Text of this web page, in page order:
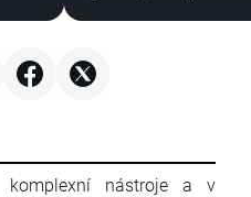
komplexní nástroje a v